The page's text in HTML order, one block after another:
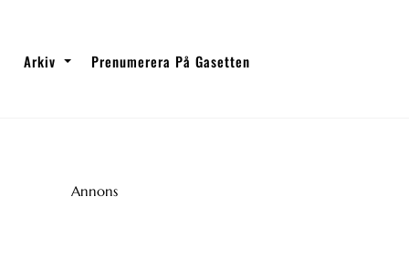
Arkiv Prenumerera På Gasetten
Annons